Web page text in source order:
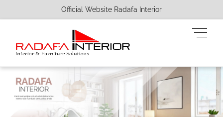
Official Website Radafa Interior
content